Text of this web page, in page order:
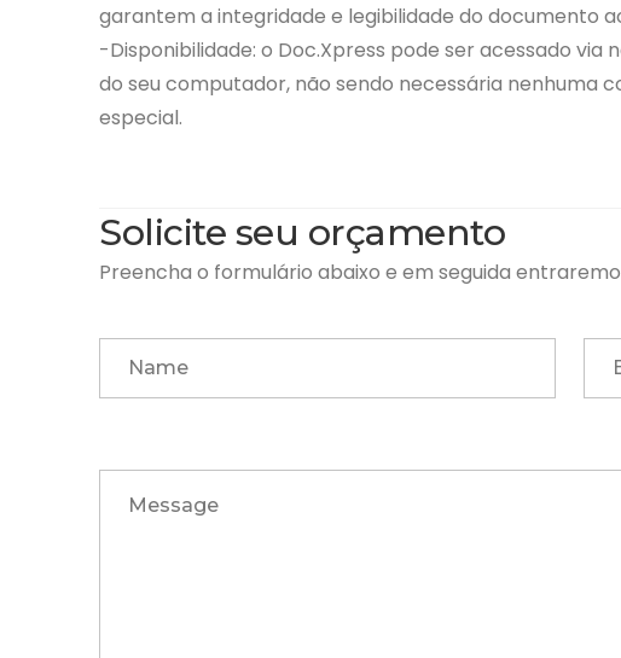
garantem a integridade e legibilidade do documento
-Disponibilidade: o Doc.Xpress pode ser acessado via
do seu computador, não sendo necessária nenhuma
especial.
Solicite seu orçamento
Preencha o formulário abaixo e em seguida